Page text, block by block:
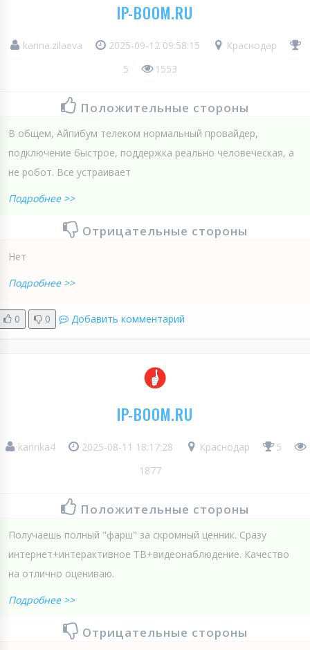
IP-BOOM.RU
karina.zilaeva 2025-09-12 09:58:15
Краснодар
5
1553
Положительные стороны
В общем, Айпибум телеком нормальный провайдер,
подключение быстрое, поддержка реально человеческая, а
не робот. Все устраивает
Подробнее >>
Отрицательные стороны
Нет
Подробнее >>
0 0 Добавить комментарий
IP-BOOM.RU
karinka4 2025-08-11 18:17:28 Краснодар
5
1877
Положительные стороны
Получаешь полный "фарш" за скромный ценник. Сразу
интернет+интерактивное ТВ+видеонаблюдение. Качество
на отлично оцениваю.
Подробнее >>
Отрицательные стороны